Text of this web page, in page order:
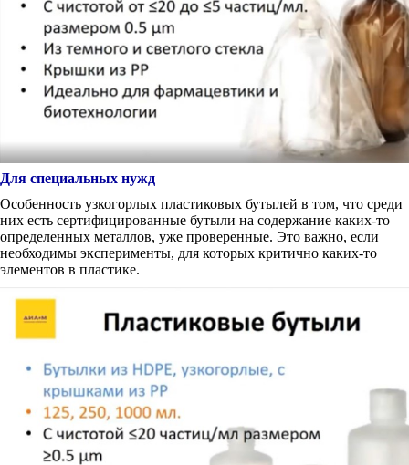
Для специальных нужд
Особенность узкогорлых пластиковых бутылей в том, что среди
них есть сертифицированные бутыли на содержание каких-то
определенных металлов, уже проверенные. Это важно, если
необходимы эксперименты, для которых критично каких-то
элементов в пластике.